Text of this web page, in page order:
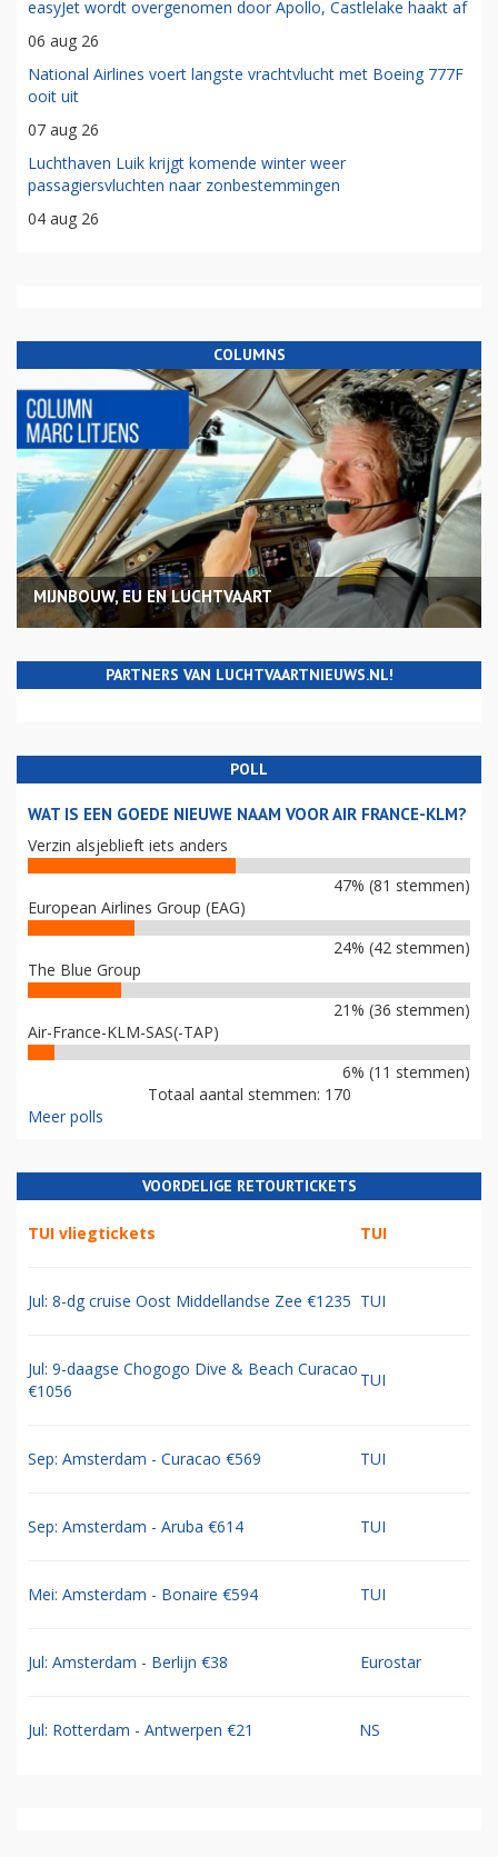
easyJet wordt overgenomen door Apollo, Castlelake haakt af
06 aug 26
National Airlines voert langste vrachtvlucht met Boeing 777F
ooit uit
07 aug 26
Luchthaven Luik krijgt komende winter weer
passagiersvluchten naar zonbestemmingen
04 aug 26
COLUMNS
MIJNBOUW, EU EN LUCHTVAART
PARTNERS VAN LUCHTVAARTNIEUWS.NL!
POLL
WAT IS EEN GOEDE NIEUWE NAAM VOOR AIR FRANCE-KLM?
Verzin alsjeblieft iets anders
47% (81 stemmen)
European Airlines Group (EAG)
24% (42 stemmen)
The Blue Group
21% (36 stemmen)
Air-France-KLM-SAS(-TAP)
6% (11 stemmen)
Totaal aantal stemmen: 170
Meer polls
VOORDELIGE RETOURTICKETS
TUI vliegtickets TUI
Jul: 8-dg cruise Oost Middellandse Zee €1235 TUI
Jul: 9-daagse Chogogo Dive & Beach Curacao
€1056
TUI
Sep: Amsterdam - Curacao €569 TUI
Sep: Amsterdam - Aruba €614 TUI
Mei: Amsterdam - Bonaire €594 TUI
Jul: Amsterdam - Berlijn €38 Eurostar
Jul: Rotterdam - Antwerpen €21 NS